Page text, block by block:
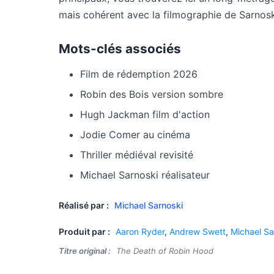
mais cohérent avec la filmographie de
Mots-clés associés
Film de rédemption 2026
Robin des Bois version sombre
Hugh Jackman film d'action
Jodie Comer au cinéma
Thriller médiéval revisité
Michael Sarnoski réalisateur
Réalisé par : Michael Sarnoski
Produit par : Aaron Ryder, Andrew Swett, Michael
Titre original : The Death of Robin Hood